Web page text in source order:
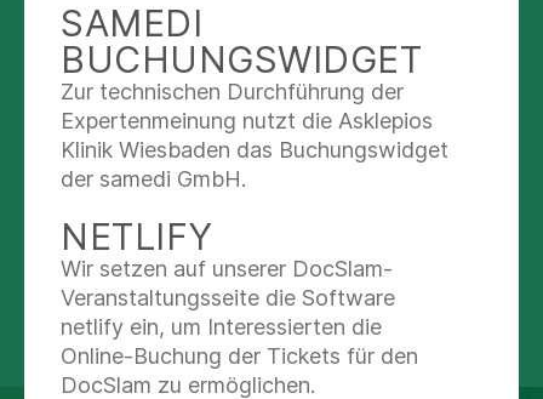
SPRECHEN SIE UNS AN
Anmeldung Therapiezentrum
Anmeldung & Auskunft
(0 34 43) 40-16 99
SAMEDI
BUCHUNGSWIDGET
Zur technischen Durchführung der
Expertenmeinung nutzt die Asklepios
Klinik Wiesbaden das Buchungswidget
der samedi GmbH.
NETLIFY
Wir setzen auf unserer DocSlam-
Veranstaltungsseite die Software
netlify ein, um Interessierten die
Online-Buchung der Tickets für den
DocSlam zu ermöglichen.